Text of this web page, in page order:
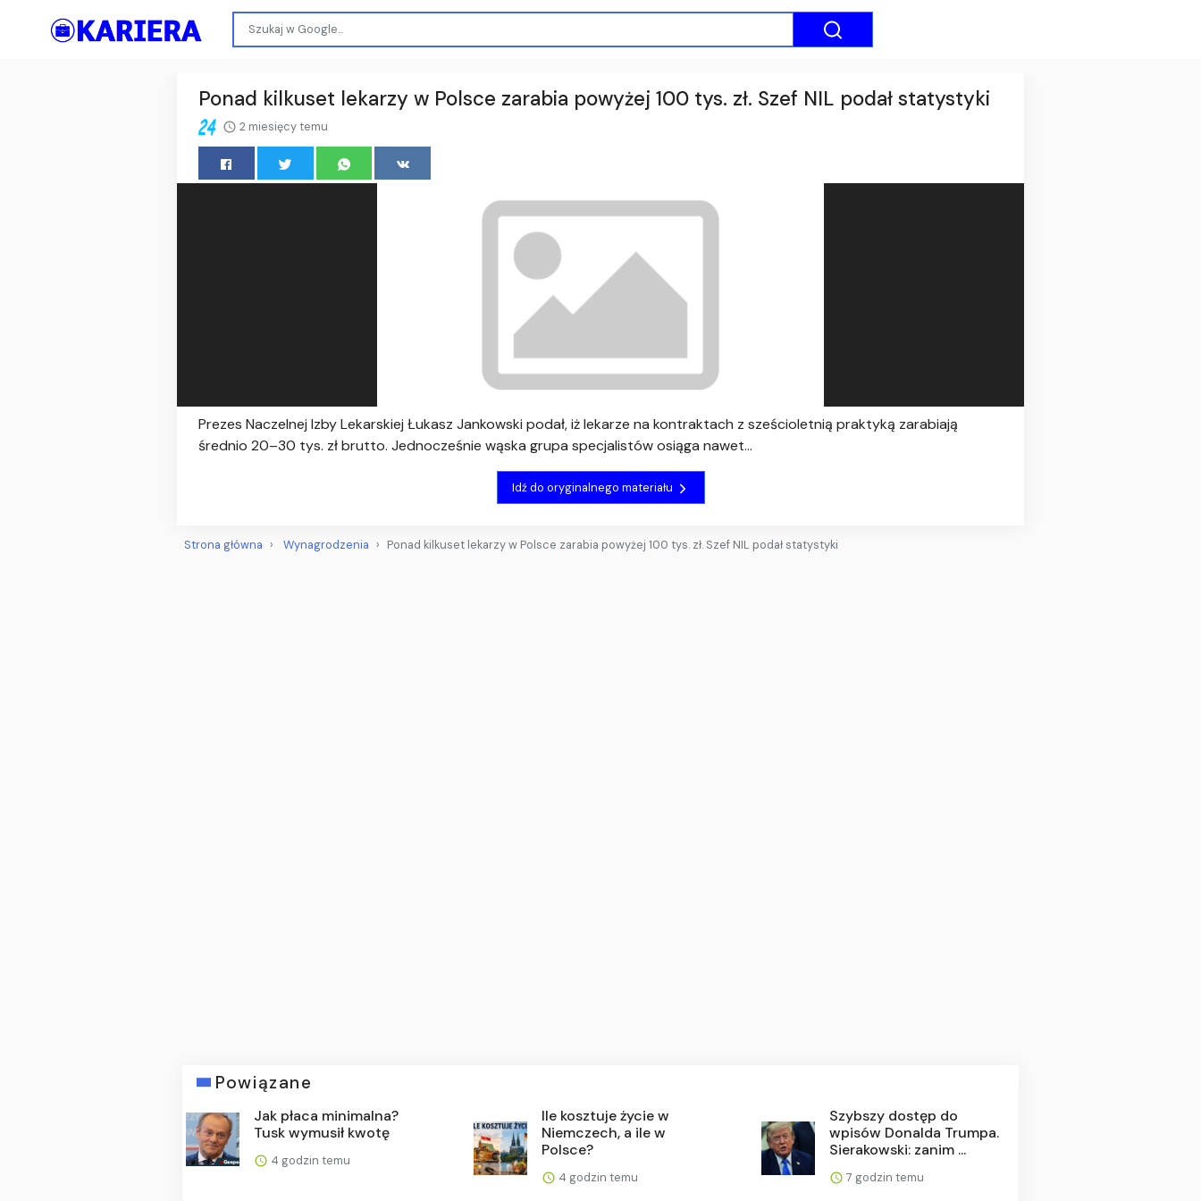
Ponad kilkuset lekarzy w Polsce zarabia powyżej 100 tys. zł. Szef NIL podał statystyki
2 miesięcy temu
Prezes Naczelnej Izby Lekarskiej Łukasz Jankowski podał, iż lekarze na kontraktach z sześcioletnią praktyką zarabiają
średnio 20–30 tys. zł brutto. Jednocześnie wąska grupa specjalistów osiąga nawet...
Idź do oryginalnego materiału
Strona główna Wynagrodzenia Ponad kilkuset lekarzy w Polsce zarabia powyżej 100 tys. zł. Szef NIL podał statystyki
Powiązane
Jak płaca minimalna?
Tusk wymusił kwotę
4 godzin temu
Ile kosztuje życie w
Niemczech, a ile w
Polsce?
4 godzin temu
Szybszy dostęp do
wpisów Donalda Trumpa.
Sierakowski: zanim ...
7 godzin temu